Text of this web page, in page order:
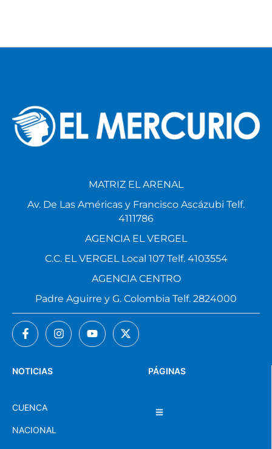
PÁGINAS
NOTICIAS
CUENCA
NACIONAL
MATRIZ EL ARENAL
Av. De Las Américas y Francisco Ascázubi Telf.
4111786
AGENCIA EL VERGEL
C.C. EL VERGEL Local 107 Telf. 4103554
AGENCIA CENTRO
Padre Aguirre y G. Colombia Telf. 2824000